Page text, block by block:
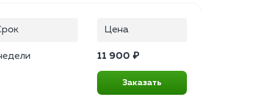
Цена
11 900 ₽
Заказать